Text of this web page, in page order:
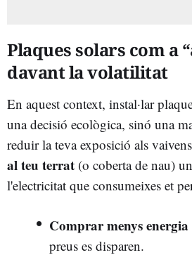
Plaques solars com a
davant la volatilitat
En aquest context, instal·lar
una decisió ecològica, sinó una
reduir la teva exposició als
al teu terrat (o coberta de nau)
l'electricitat que consumeixes et
Comprar menys energia
preus es disparen.